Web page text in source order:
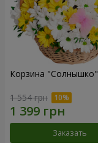
Корзина "Солнышко"
1 554 грн
Заказать